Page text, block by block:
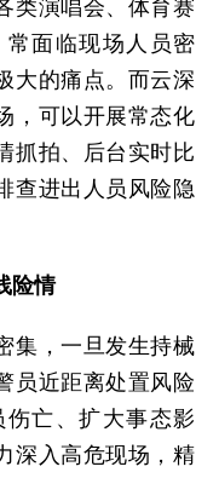
类演唱会、体育赛
面临现场人员密
大的痛点。而云深
，可以开展常态化
抓拍、后台实时比
查进出人员风险隐
险情
集，一旦发生持械
员近距离处置风险
亡、扩大事态影
深入高危现场，精